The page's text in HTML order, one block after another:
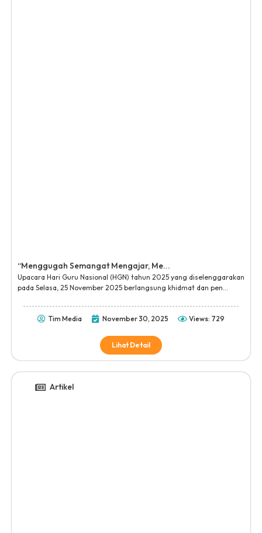
“Menggugah Semangat Mengajar, Me...
Upacara Hari Guru Nasional (HGN) tahun 2025 yang diselenggarakan
pada Selasa, 25 November 2025 berlangsung khidmat dan pen...
Tim Media November 30, 2025 Views: 729
Lihat Detail
Artikel